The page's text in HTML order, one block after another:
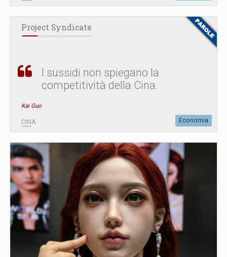
Project Syndicate
I sussidi non spiegano la
competitività della Cina.
Kai Guo
CINA Economia